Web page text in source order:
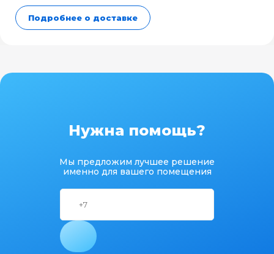
Подробнее о доставке
Нужна помощь?
Мы предложим лучшее решение
именно для вашего помещения